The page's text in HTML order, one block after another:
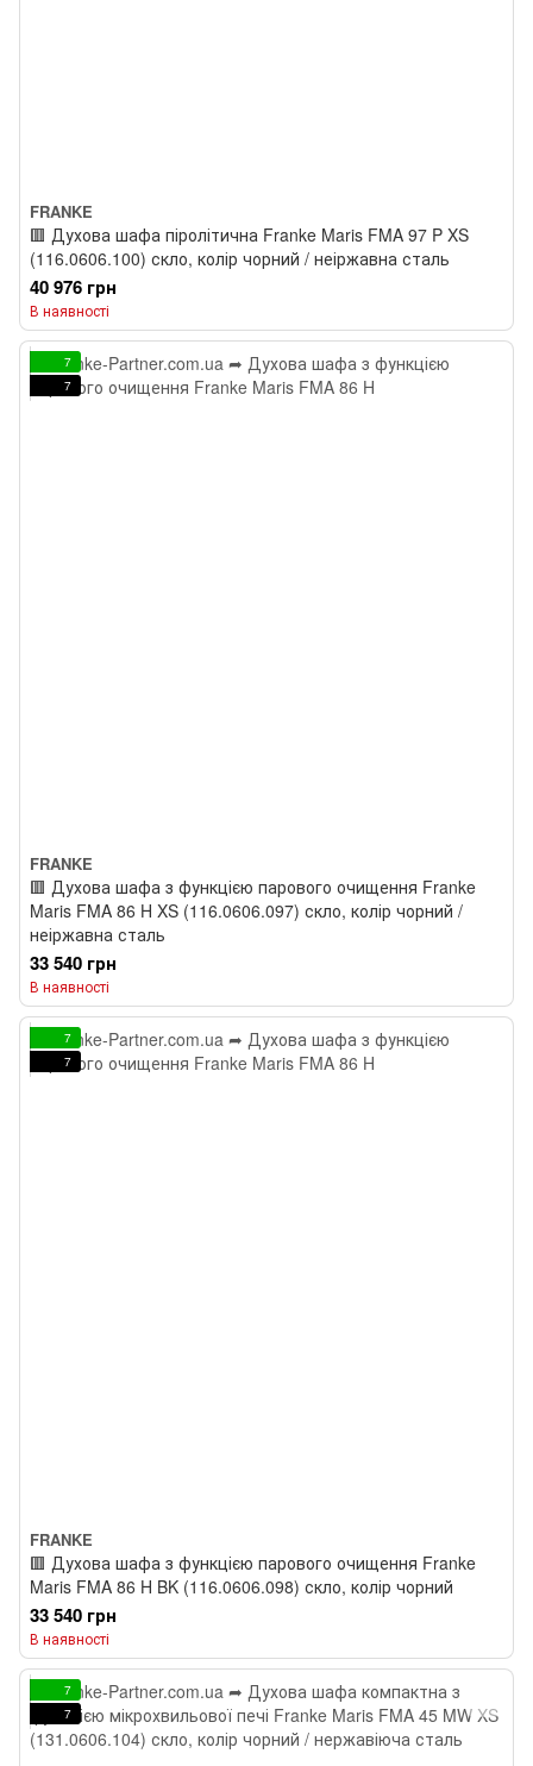
FRANKE
🟥 Духова шафа піролітична Franke Maris FMA 97 P XS
(116.0606.100) скло, колір чорний / неіржавна сталь
40 976 грн
В наявності
7
7
FRANKE
🟥 Духова шафа з функцією парового очищення Franke
Maris FMA 86 H XS (116.0606.097) скло, колір чорний /
неіржавна сталь
33 540 грн
В наявності
7
7
FRANKE
🟥 Духова шафа з функцією парового очищення Franke
Maris FMA 86 H BK (116.0606.098) скло, колір чорний
33 540 грн
В наявності
7
7